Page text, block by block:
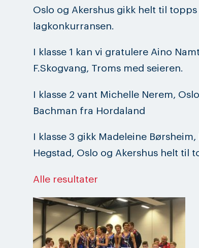
Oslo og Akershus gikk helt til topps
lagkonkurransen.
I klasse 1 kan vi gratulere Aino
F.Skogvang, Troms med seieren.
I klasse 2 vant Michelle Nerem,
Bachman fra Hordaland
I klasse 3 gikk Madeleine
Hegstad, Oslo og Akershus helt til
Alle resultater